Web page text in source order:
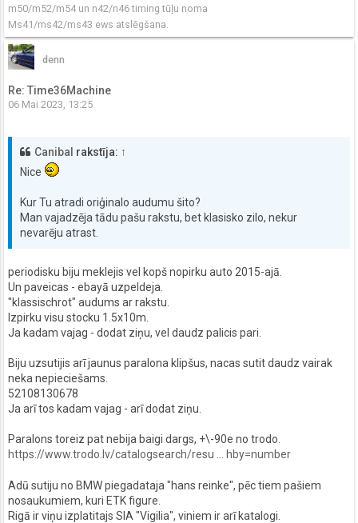
m50/m52/m54 un n42/n46 timing tūļu noma
Ms41/ms42/ms43 ews atslēgšana.
denn
Re: Time36Machine
06 Mai 2023, 13:25
Canibal rakstīja: ↑
Nice
Kur Tu atradi oriģinalo audumu šito?
Man vajadzēja tādu pašu rakstu, bet klasisko zilo, nekur
nevarēju atrast.
periodisku biju meklejis vel kopš nopirku auto 2015-ajā.
Un paveicas - ebayā uzpeldeja.
"klassischrot" audums ar rakstu.
Izpirku visu stocku 1.5x10m.
Ja kadam vajag - dodat ziņu, vel daudz palicis pari.
Biju uzsutijis arī jaunus paralona klipšus, nacas sutit daudz vairak
neka nepieciešams.
52108130678
Ja arī tos kadam vajag - arī dodat ziņu.
Paralons toreiz pat nebija baigi dargs, +\-90e no trodo.
https://www.trodo.lv/catalogsearch/resu ... hby=number
Adū sutiju no BMW piegadataja "hans reinke", pēc tiem pašiem
nosaukumiem, kuri ETK figure.
Rigā ir viņu izplatitajs SIA "Vigilia", viniem ir arī katalogi.